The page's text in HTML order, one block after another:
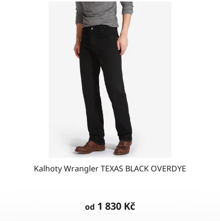
Kalhoty Wrangler TEXAS BLACK OVERDYE
hodnocení
od 1 830 Kč